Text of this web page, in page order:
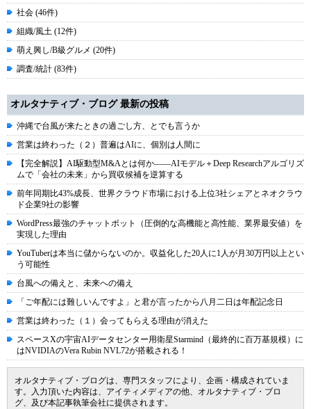
社会 (46件)
組織/風土 (12件)
萌え興し/B級グルメ (20件)
調査/統計 (83件)
オルタナティブ・ブログ 最新の投稿
沖縄で台風が来たときの過ごし方、とでも言うか
営業は終わった（２）普遍はAIに、個別は人間に
【完全解説】AI駆動型M&Aとは何か――AIモデル＋Deep Researchアルゴリズ
ムで「会社の未来」から買収候補を逆算する
前年同期比43%成長、世界クラウド市場における上位3社シェアとネオクラウ
ド企業9社の影響
WordPress最強のチャットボット（圧倒的な高機能と高性能、業界最安値）を
実現した理由
YouTuberは本当に儲からないのか。収益化した20人に1人が月30万円以上とい
う可能性
台風への備えと、未来への備え
「ご年配には難しいんですよ」と君が言ったから八月二日は年配記念日
営業は終わった（１）会ってもらえる理由が消えた
スペースXの宇宙AIデータセンター用衛星Starmind（最終的に百万基規模）に
はNVIDIAのVera Rubin NVL72が搭載される！
オルタナティブ・ブログは、専門スタッフにより、企画・構成されていま
す。入力頂いた内容は、アイティメディアの他、オルタナティブ・ブロ
グ、及び本記事執筆会社に提供されます。